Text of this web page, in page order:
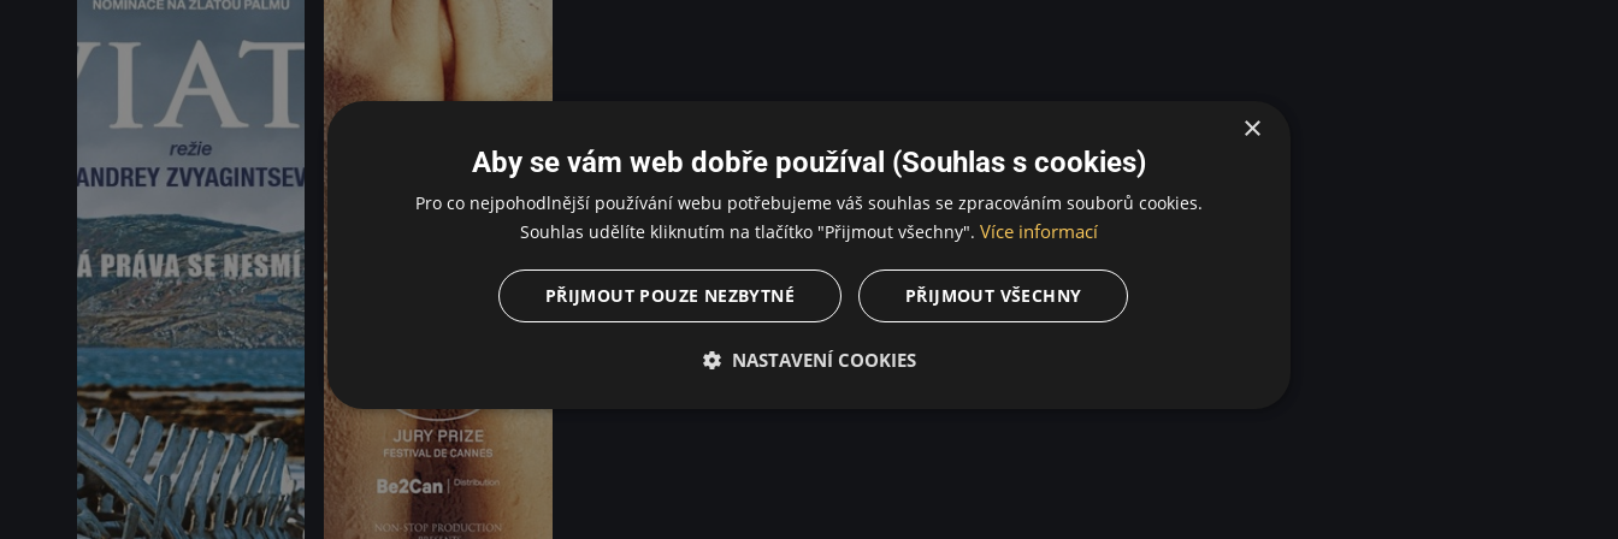
×
Aby se vám web dobře používal (Souhlas s cookies)
Pro co nejpohodlnější používání webu potřebujeme váš souhlas se zpracováním souborů cookies.
Souhlas udělíte kliknutím na tlačítko "Přijmout všechny". Více informací
PŘIJMOUT VŠECHNY
PŘIJMOUT POUZE NEZBYTNÉ
NASTAVENÍ COOKIES